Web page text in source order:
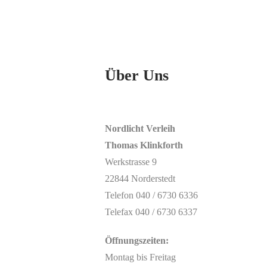
Über Uns
Nordlicht Verleih
Thomas Klinkforth
Werkstrasse 9
22844 Norderstedt
Telefon 040 / 6730 6336
Telefax 040 / 6730 6337
Öffnungszeiten:
Montag bis Freitag